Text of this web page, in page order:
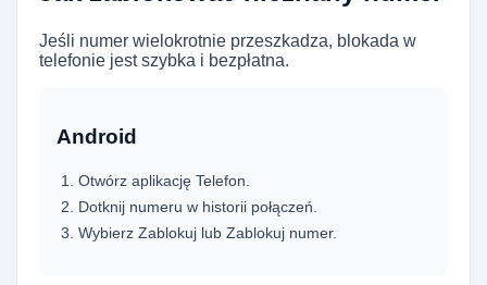
Jeśli numer wielokrotnie przeszkadza, blokada w
telefonie jest szybka i bezpłatna.
Android
Otwórz aplikację Telefon.
Dotknij numeru w historii połączeń.
Wybierz Zablokuj lub Zablokuj numer.